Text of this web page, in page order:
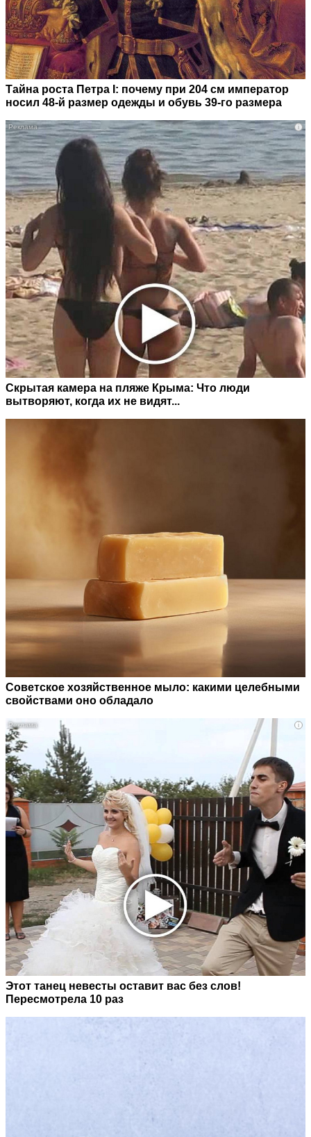
Тайна роста Петра I: почему при 204 см император
носил 48-й размер одежды и обувь 39-го размера
i
Скрытая камера на пляже Крыма: Что люди
вытворяют, когда их не видят...
Советское хозяйственное мыло: какими целебными
свойствами оно обладало
i
Этот танец невесты оставит вас без слов!
Пересмотрела 10 раз